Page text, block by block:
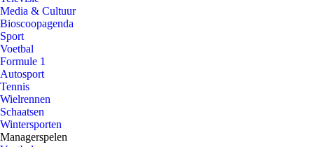
Media & Cultuur
Bioscoopagenda
Sport
Voetbal
Formule 1
Autosport
Tennis
Wielrennen
Schaatsen
Wintersporten
Managerspelen